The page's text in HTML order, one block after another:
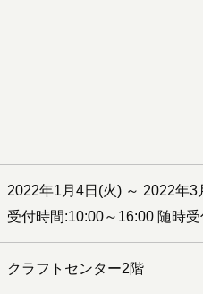
2022年1月4日(火) ～ 2022年3
受付時間:10:00～16:00 随時受
クラフトセンター2階